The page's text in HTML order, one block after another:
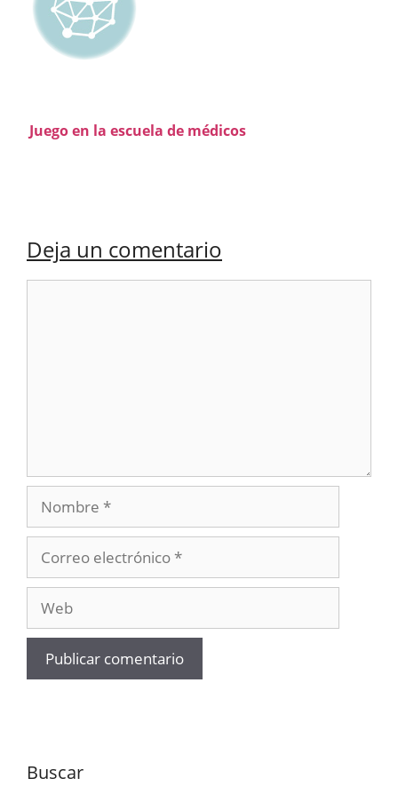
Juego en la escuela de médicos
Deja un comentario
Nombre
electrónico
Buscar